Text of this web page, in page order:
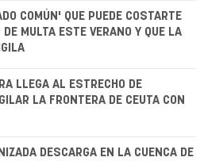
COMÚN' QUE PUEDE COSTARTE
MULTA ESTE VERANO Y QUE LA
LLEGA AL ESTRECHO DE
LA FRONTERA DE CEUTA CON
DESCARGA EN LA CUENCA DE